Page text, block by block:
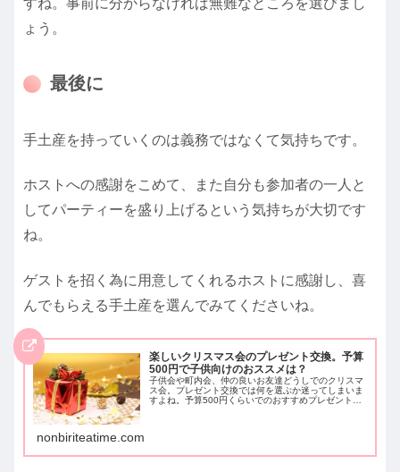
すね。事前に分からなければ無難なところを選びまし
ょう。
最後に
手土産を持っていくのは義務ではなくて気持ちです。
ホストへの感謝をこめて、また自分も参加者の一人と
してパーティーを盛り上げるという気持ちが大切です
ね。
ゲストを招く為に用意してくれるホストに感謝し、喜
んでもらえる手土産を選んでみてくださいね。
楽しいクリスマス会のプレゼント交換。予算
500円で子供向けのおススメは？
子供会や町内会、仲の良いお友達どうしでのクリスマ
ス会。プレゼント交換では何を選ぶか迷ってしまいま
すよね。予算500円くらいでのおすすめプレゼントと
nonbiriteatime.com